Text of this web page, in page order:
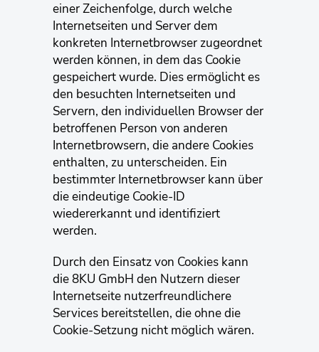
einer Zeichenfolge, durch welche
Internetseiten und Server dem
konkreten Internetbrowser zugeordnet
werden können, in dem das Cookie
gespeichert wurde. Dies ermöglicht es
den besuchten Internetseiten und
Servern, den individuellen Browser der
betroffenen Person von anderen
Internetbrowsern, die andere Cookies
enthalten, zu unterscheiden. Ein
bestimmter Internetbrowser kann über
die eindeutige Cookie-ID
wiedererkannt und identifiziert
werden.
Durch den Einsatz von Cookies kann
die 8KU GmbH den Nutzern dieser
Internetseite nutzerfreundlichere
Services bereitstellen, die ohne die
Cookie-Setzung nicht möglich wären.